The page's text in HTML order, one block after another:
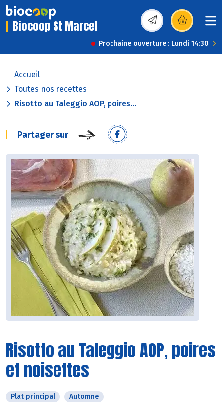
Biocoop St Marcel (s’ouvre dans une
Prochaine ouverture : Lundi 14:30
Accueil
Toutes nos recettes
Risotto au Taleggio AOP, poires...
Partager sur
Risotto au Taleggio AOP, poires
et noisettes
Plat principal Automne